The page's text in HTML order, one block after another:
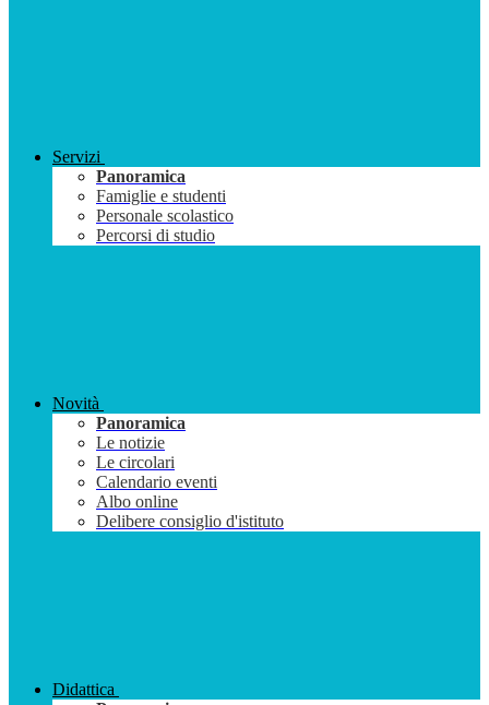
Servizi
Panoramica
Famiglie e studenti
Personale scolastico
Percorsi di studio
Novità
Panoramica
Le notizie
Le circolari
Calendario eventi
Albo online
Delibere consiglio d'istituto
Didattica